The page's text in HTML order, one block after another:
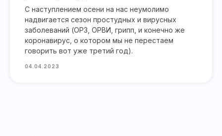
С наступлением осени на нас неумолимо
надвигается сезон простудных и вирусных
заболеваний (ОРЗ, ОРВИ, грипп, и конечно же
коронавирус, о котором мы не перестаем
говорить вот уже третий год).
04.04.2023